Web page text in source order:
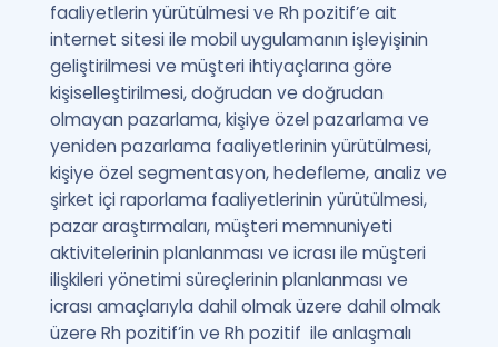
faaliyetlerin yürütülmesi ve Rh pozitif’e ait
internet sitesi ile mobil uygulamanın işleyişinin
geliştirilmesi ve müşteri ihtiyaçlarına göre
kişiselleştirilmesi, doğrudan ve doğrudan
olmayan pazarlama, kişiye özel pazarlama ve
yeniden pazarlama faaliyetlerinin yürütülmesi,
kişiye özel segmentasyon, hedefleme, analiz ve
şirket içi raporlama faaliyetlerinin yürütülmesi,
pazar araştırmaları, müşteri memnuniyeti
aktivitelerinin planlanması ve icrası ile müşteri
ilişkileri yönetimi süreçlerinin planlanması ve
icrası amaçlarıyla dahil olmak üzere dahil olmak
üzere Rh pozitif’in ve Rh pozitif ile anlaşmalı